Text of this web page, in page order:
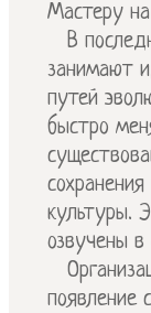
Мастеру
В
занимают
путей
быстро
культуры.
озвучены в
появление